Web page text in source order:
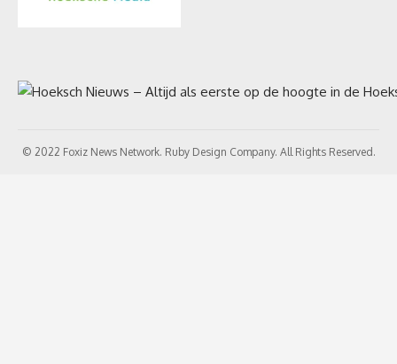
© 2022 Foxiz News Network. Ruby Design Company. All Rights Reserved.